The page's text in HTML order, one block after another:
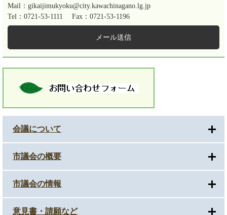
Mail：gikaijimukyoku@city.kawachinagano.lg.jp
Tel：0721-53-1111
Fax：0721-53-1196
メール送信
会議について
市議会の概要
市議会の情報
意見書・請願など